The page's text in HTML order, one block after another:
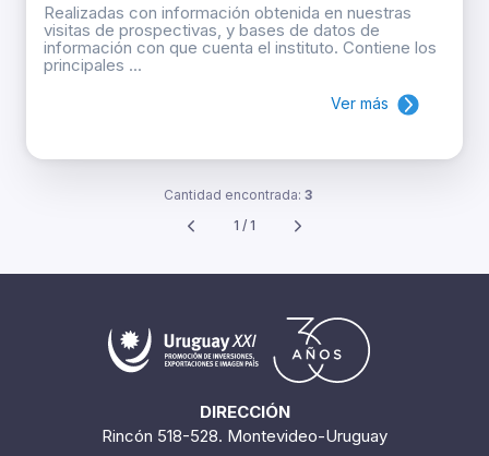
Realizadas con información obtenida en nuestras
visitas de prospectivas, y bases de datos de
información con que cuenta el instituto. Contiene los
principales ...
Ver más
Cantidad encontrada: 3
1 / 1
DIRECCIÓN
Rincón 518-528. Montevideo-Uruguay